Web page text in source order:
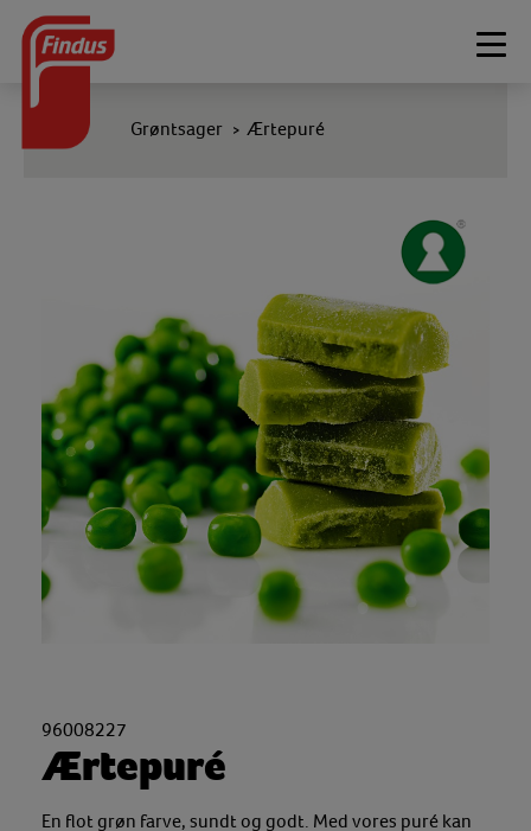
Grøntsager > Ærtepuré
96008227
Ærtepuré
En flot grøn farve, sundt og godt. Med vores puré kan